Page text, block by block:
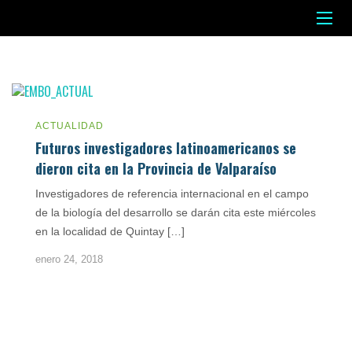
ACTUALIDAD
Futuros investigadores latinoamericanos se
dieron cita en la Provincia de Valparaíso
Investigadores de referencia internacional en el campo
de la biología del desarrollo se darán cita este miércoles
en la localidad de Quintay […]
enero 24, 2018